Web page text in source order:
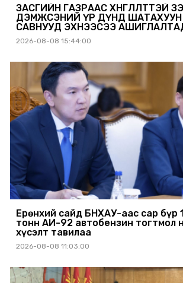
ЗАСГИЙН ГАЗРААС ХӨНГӨЛӨЛТТЭЙ ЗЭЭЛЭЭР
ДЭМЖСЭНИЙ ҮР ДҮНД ШАТАХУУН ХАДГАЛАХ
САВНУУД ЭХНЭЭСЭЭ
2026-08-08 15:44:00
Ерөнхий сайд БНХАУ-аас сар бүр
тонн АИ-92 автобензин тогтмол
хүсэлт тавилаа
2026-08-08 11:03:00